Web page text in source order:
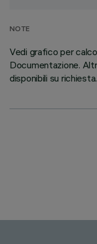
NOTE
Vedi grafico per
Documentazione.
disponibili su richiesta.